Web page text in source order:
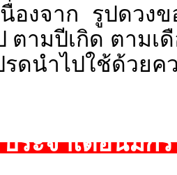
องจาก รูปดวง
ตามปีเกิด ตามเ
ดนำไปใช้ด้วยค
ระจำเดือนมก